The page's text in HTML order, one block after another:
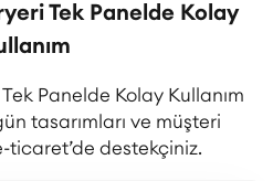
Tek Panelde Kolay
Panelde Kolay Kullanım
tasarımları ve müşteri
ticaret’de destekçiniz.